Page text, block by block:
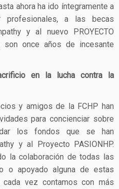
ahora ha ido íntegramente a
profesionales, a las becas
y al nuevo PROYECTO
son once años de incesante
en la lucha contra la
y amigos de la FCHP han
para concienciar sobre
los fondos que se han
y al Proyecto PASIONHP.
la colaboración de todas las
o apoyado alguna de estas
cada vez contamos con más